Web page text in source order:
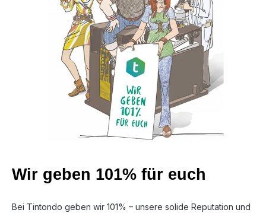
Wir geben 101% für euch
Bei Tintondo geben wir 101% – unsere solide Reputation und